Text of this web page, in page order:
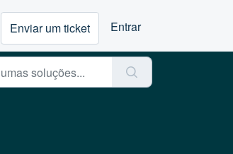
Enviar um ticket Entrar